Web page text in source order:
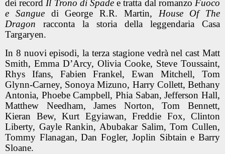
dei recordIl Trono di Spade e tratta dal romanzoFuoco
e Sanguedi George R.R. Martin, House Of The
Dragon racconta la storia della leggendaria Casa
Targaryen.
In 8 nuovi episodi, la terza stagione vedrà nel cast Matt
Smith, Emma D’Arcy, Olivia Cooke, Steve Toussaint,
Rhys Ifans, Fabien Frankel, Ewan Mitchell, Tom
Glynn-Carney, Sonoya Mizuno, Harry Collett, Bethany
Antonia, Phoebe Campbell, Phia Saban, Jefferson Hall,
Matthew Needham, James Norton, Tom Bennett,
Kieran Bew, Kurt Egyiawan, Freddie Fox, Clinton
Liberty, Gayle Rankin, Abubakar Salim, Tom Cullen,
Tommy Flanagan, Dan Fogler, Joplin Sibtain e Barry
Sloane.